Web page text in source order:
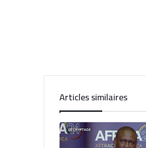
Articles similaires